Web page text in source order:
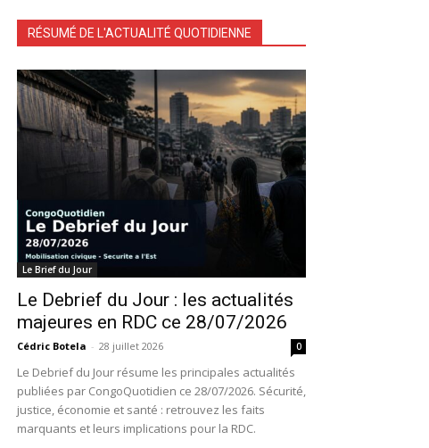
RÉSUMÉ DE L'ACTUALITÉ QUOTIDIENNE
Le Brief du Jour
Le Debrief du Jour : les actualités
majeures en RDC ce 28/07/2026
Cédric Botela - 28 juillet 2026 0
Le Debrief du Jour résume les principales actualités
publiées par CongoQuotidien ce 28/07/2026. Sécurité,
justice, économie et santé : retrouvez les faits
marquants et leurs implications pour la RDC.